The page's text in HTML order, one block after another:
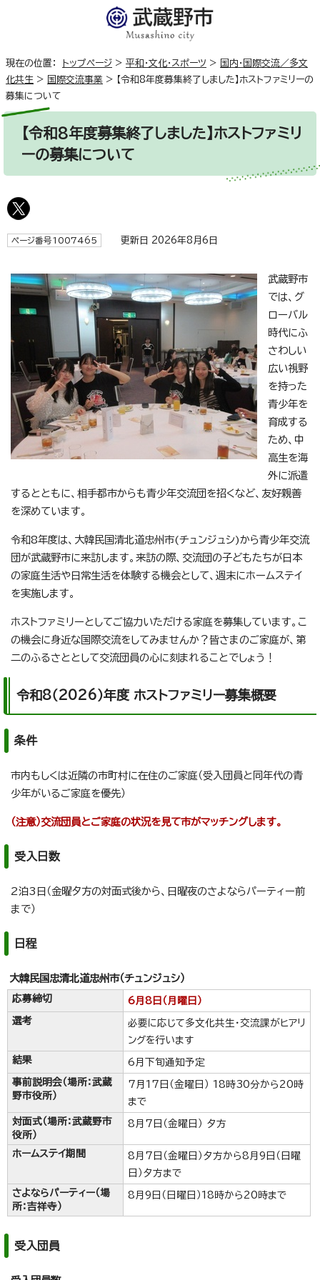
現在の位置： トップページ > 平和・文化・スポーツ > 国内・国際交流／多文
化共生 > 国際交流事業 >
【令和8年度募集終了しました】ホストファミリーの
募集について
【令和8年度募集終了しました】ホストファミリ
ーの募集について
ページ番号1007465 更新日 2026年8月6日
武蔵野市
では、グ
ローバル
時代にふ
さわしい
広い視野
を持った
青少年を
育成する
ため、中
高生を海
外に派遣
するとともに、相手都市からも青少年交流団を招くなど、友好親善
を深めています。
令和8年度は、大韓民国清北道忠州市(チュンジュシ)から青少年交流
団が武蔵野市に来訪します。来訪の際、交流団の子どもたちが日本
の家庭生活や日常生活を体験する機会として、週末にホームステイ
を実施します。
ホストファミリーとしてご協力いただける家庭を募集しています。こ
の機会に身近な国際交流をしてみませんか？皆さまのご家庭が、第
二のふるさととして交流団員の心に刻まれることでしょう！
令和8（2026）年度 ホストファミリー募集概要
条件
市内もしくは近隣の市町村に在住のご家庭（受入団員と同年代の青
少年がいるご家庭を優先）
（注意）交流団員とご家庭の状況を見て市がマッチングします。
受入日数
2泊3日（金曜夕方の対面式後から、日曜夜のさよならパーティー前
まで）
日程
大韓民国忠清北道忠州市（チュンジュシ）
応募締切
6月8日（月曜日）
選考
必要に応じて多文化共生・交流課がヒアリ
ングを行います
結果
6月下旬通知予定
事前説明会（場所：武蔵
野市役所）
7月17日（金曜日） 18時30分から20時
まで
対面式（場所：武蔵野市
役所）
8月7日（金曜日） 夕方
ホームステイ期間
8月7日（金曜日）夕方から8月9日（日曜
日）夕方まで
さよならパーティー（場
所：吉祥寺）
8月9日（日曜日）18時から20時まで
受入団員